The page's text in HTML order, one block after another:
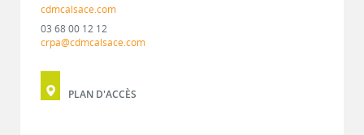
cdmcalsace.com
03 68 00 12 12
crpa@cdmcalsace.com
PLAN D'ACCÈS